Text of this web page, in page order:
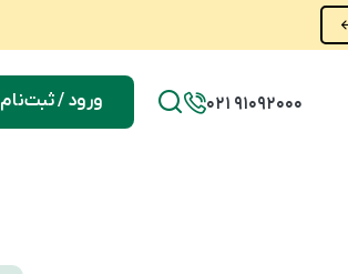
021 91092000 ورود / ثبت‌نام